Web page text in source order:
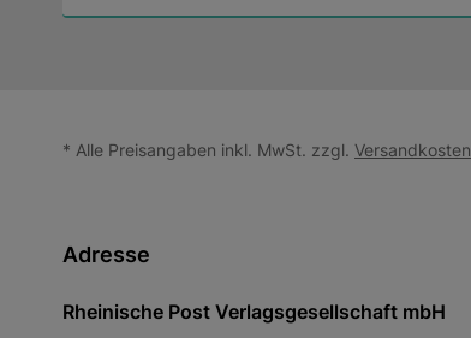
* Alle Preisangaben inkl. MwSt. zzgl. Versandkosten
Adresse
Rheinische Post Verlagsgesellschaft mbH